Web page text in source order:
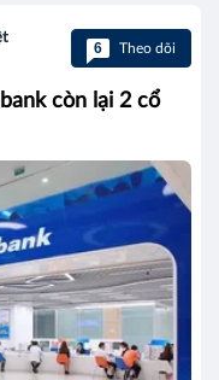
6 Theo dõi
còn lại 2 cổ